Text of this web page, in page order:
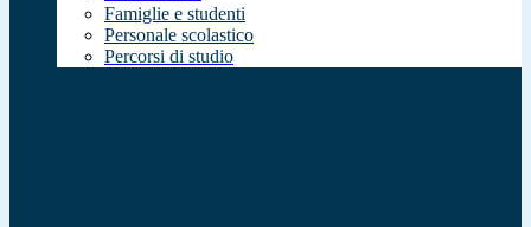
Famiglie e studenti
Personale scolastico
Percorsi di studio